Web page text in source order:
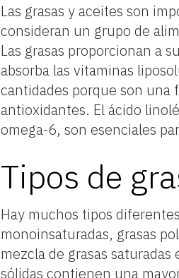
Las grasas y aceites son
consideran un grupo de
Las grasas proporcionan a
absorba las vitaminas
cantidades porque son
antioxidantes. El ácido
omega-6, son esenciales
Tipos de
Hay muchos tipos
monoinsaturadas, grasas
mezcla de grasas
sólidas contienen una